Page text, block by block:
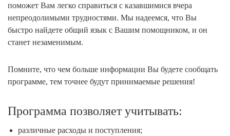
поможет Вам легко справиться с казавшимися вчера
непреодолимыми трудностями. Мы надеемся, что Вы
быстро найдете общий язык с Вашим помощником, и он
станет незаменимым.
Помните, что чем больше информации Вы будете сообщать
программе, тем точнее будут принимаемые решения!
Программа позволяет учитывать:
различные расходы и поступления;